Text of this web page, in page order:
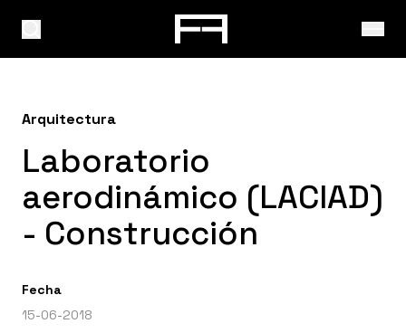
Arquitectura
Laboratorio
aerodinámico (LACIAD)
- Construcción
Fecha
15-06-2018